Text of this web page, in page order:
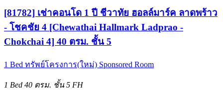
[81782] เช่าคอนโด 1 ปี ชีวาทัย ฮอลล์มาร์ค ลาดพร้าว
- โชคชัย 4 [Chewathai Hallmark Ladprao -
Chokchai 4] 40 ตรม. ชั้น 5
1 Bed ทรัพย์โครงการ(ใหม่) Sponsored Room
1 Bed 40 ตรม. ชั้น 5 FH